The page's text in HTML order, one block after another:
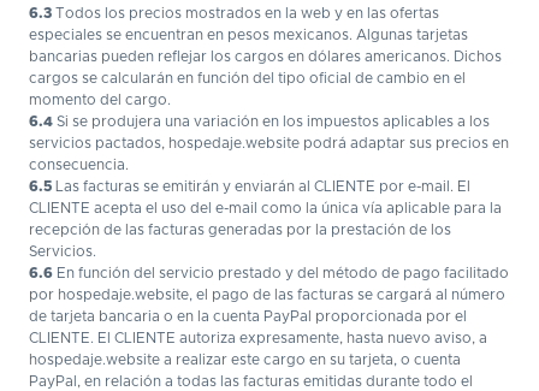
6.3 Todos los precios mostrados en la web y en las ofertas
especiales se encuentran en pesos mexicanos. Algunas tarjetas
bancarias pueden reflejar los cargos en dólares americanos. Dichos
cargos se calcularán en función del tipo oficial de cambio en el
momento del cargo.
6.4 Si se produjera una variación en los impuestos aplicables a los
servicios pactados, hospedaje.website podrá adaptar sus precios en
consecuencia.
6.5 Las facturas se emitirán y enviarán al CLIENTE por e-mail. El
CLIENTE acepta el uso del e-mail como la única vía aplicable para la
recepción de las facturas generadas por la prestación de los
Servicios.
6.6 En función del servicio prestado y del método de pago facilitado
por hospedaje.website, el pago de las facturas se cargará al número
de tarjeta bancaria o en la cuenta PayPal proporcionada por el
CLIENTE. El CLIENTE autoriza expresamente, hasta nuevo aviso, a
hospedaje.website a realizar este cargo en su tarjeta, o cuenta
PayPal, en relación a todas las facturas emitidas durante todo el